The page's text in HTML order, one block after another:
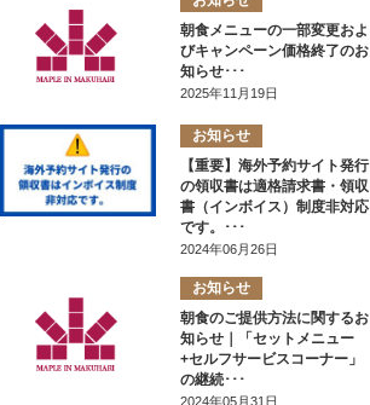
朝食メニューの一部変更およ
びキャンペーン価格終了のお
知らせ･･･
2025年11月19日
お知らせ
【重要】海外予約サイト発行
の領収書は適格請求書・領収
書（インボイス）制度非対応
です。･･･
2024年06月26日
お知らせ
朝食のご提供方法に関するお
知らせ｜「セットメニュー
+セルフサービスコーナー」
の継続･･･
2024年05月31日